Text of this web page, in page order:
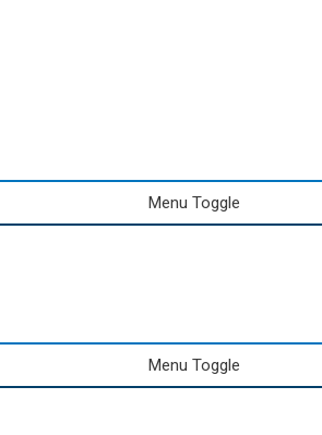
Menu Toggle
Menu Toggle